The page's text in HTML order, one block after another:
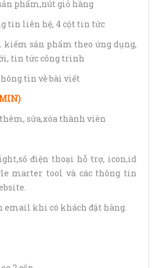
phẩm,nút giỏ hàng
tin liên hệ, 4 cột tin tức
kiếm sản phẩm theo ứng dụng,
tin tức công trình
tin về bài viết
sửa,xóa thành viên
điện thoại hỗ trợ, icon,id
marter tool và các thông tin
email khi có khách đặt hàng.